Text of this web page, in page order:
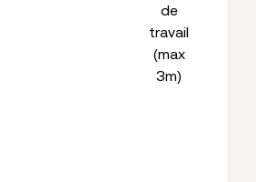
de
travail
(max
3m)